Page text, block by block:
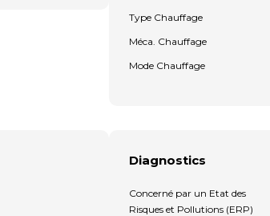
Type Chauffage
Méca. Chauffage
Mode Chauffage
Diagnostics
Concerné par un Etat des
Risques et Pollutions (ERP)